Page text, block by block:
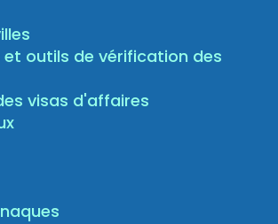
outils de vérification des
visas d'affaires